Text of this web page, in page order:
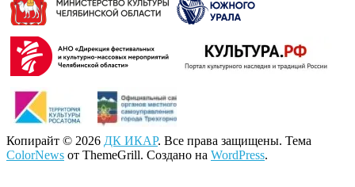
Копирайт © 2026 ДК ИКАР. Все права защищены. Тема
ColorNews от ThemeGrill. Создано на WordPress.